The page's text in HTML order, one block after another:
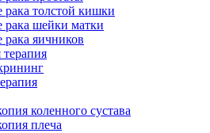
рака толстой кишки
рака шейки матки
рака яичников
терапия
коленного сустава
плеча